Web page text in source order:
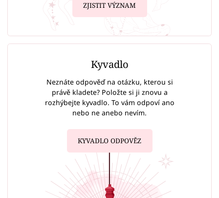
ZJISTIT VÝZNAM
Kyvadlo
Neznáte odpověď na otázku, kterou si
právě kladete? Položte si ji znovu a
rozhýbejte kyvadlo. To vám odpoví ano
nebo ne anebo nevím.
KYVADLO ODPOVĚZ